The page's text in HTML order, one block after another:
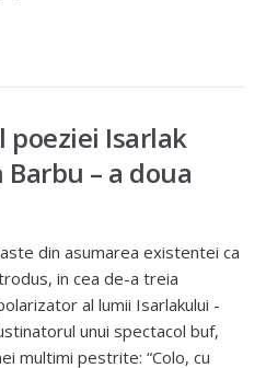
Isarlak
Barbu – a doua
din asumarea existentei ca
in cea de-a treia
al lumii Isarlakului -
unui spectacol buf,
multimi pestrite: “Colo, cu